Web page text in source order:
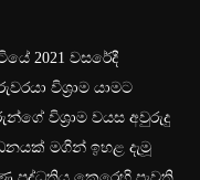
2021 වසරේදී
විශ්‍රාම යාමට
විශ්‍රාම වයස අවුරුදු
මගින් ඉහළ දැමූ